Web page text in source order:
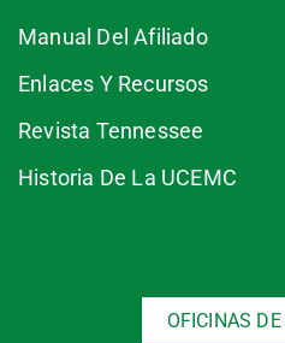
Manual Del Afiliado
Enlaces Y Recursos
Revista Tennessee
Historia De La UCEMC
OFICINAS